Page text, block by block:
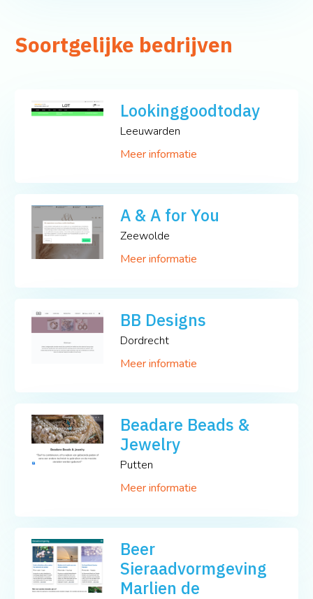
Soortgelijke bedrijven
Lookinggoodtoday
Leeuwarden
Meer informatie
A & A for You
Zeewolde
Meer informatie
BB Designs
Dordrecht
Meer informatie
Beadare Beads &
Jewelry
Putten
Meer informatie
Beer
Sieraadvormgeving
Marlien de